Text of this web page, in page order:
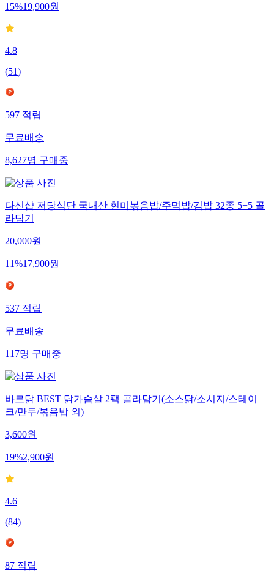
15%19,900원
4.8
(51)
597적립
무료배송
8,627명구매중
다신샵 저당식단 국내산 현미볶음밥/주먹밥/김밥 32종 5+5 골
라담기
20,000원
11%17,900원
537적립
무료배송
117명구매중
바르닭 BEST 닭가슴살 2팩 골라담기(소스닭/소시지/스테이
크/만두/볶음밥 외)
3,600원
19%2,900원
4.6
(84)
87적립